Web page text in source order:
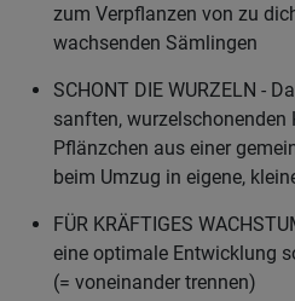
zum Verpflanzen von zu
wachsenden Sämlingen
SCHONT DIE WURZELN -
sanften, wurzelschonenden
Pflänzchen aus einer
beim Umzug in eigene,
FÜR KRÄFTIGES
eine optimale Entwicklung
(= voneinander trennen)